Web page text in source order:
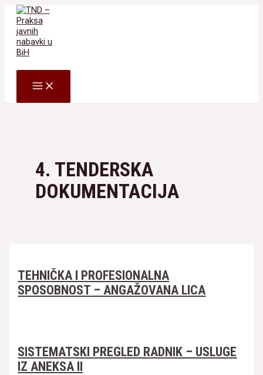
Skip
content
MAIN
MENU
4. TENDERSKA
DOKUMENTACIJA
TEHNIČKA I PROFESIONALNA
SPOSOBNOST – ANGAŽOVANA LICA
SISTEMATSKI PREGLED RADNIK – USLUGE
IZ ANEKSA II